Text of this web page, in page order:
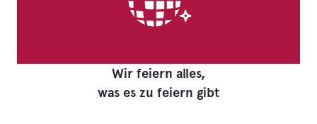
Wir feiern alles,
was es zu feiern gibt